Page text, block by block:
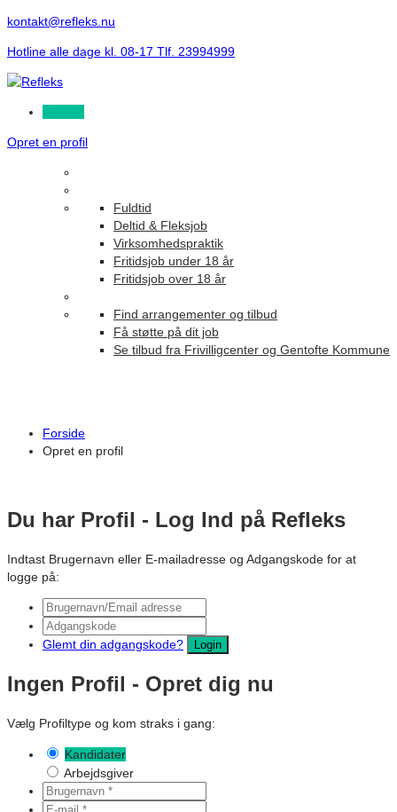
kontakt@refleks.nu
Hotline alle dage kl. 08-17 Tlf. 23994999
Opret en profil
Fuldtid
Deltid & Fleksjob
Virksomhedspraktik
Fritidsjob under 18 år
Fritidsjob over 18 år
Find arrangementer og tilbud
Få støtte på dit job
Se tilbud fra Frivilligcenter og Gentofte Kommune
Forside
Opret en profil
Du har Profil - Log Ind på Refleks
Indtast Brugernavn eller E-mailadresse og Adgangskode for at
logge på:
Glemt din adgangskode? Login
Ingen Profil - Opret dig nu
Vælg Profiltype og kom straks i gang:
Kandidater
Arbejdsgiver